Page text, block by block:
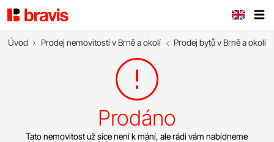
Úvod Prodej nemovitostí v Brně a okolí Prodej bytů v Brně a okolí
Prodáno
Tato nemovitost už sice není k mání, ale rádi vám nabídneme